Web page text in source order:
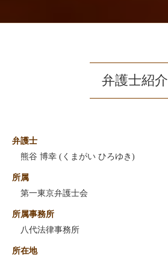
弁護士紹介
弁護士
熊谷 博幸 (くまがい ひろゆき)
所属
第一東京弁護士会
所属事務所
八代法律事務所
所在地